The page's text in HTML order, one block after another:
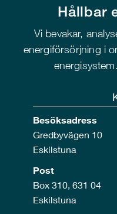
Hållbar
Vi bevakar,
energiförsörjning i
Besöksadress
Gredbyvägen 10
Eskilstuna
Post
Box 310, 631 04
Eskilstuna